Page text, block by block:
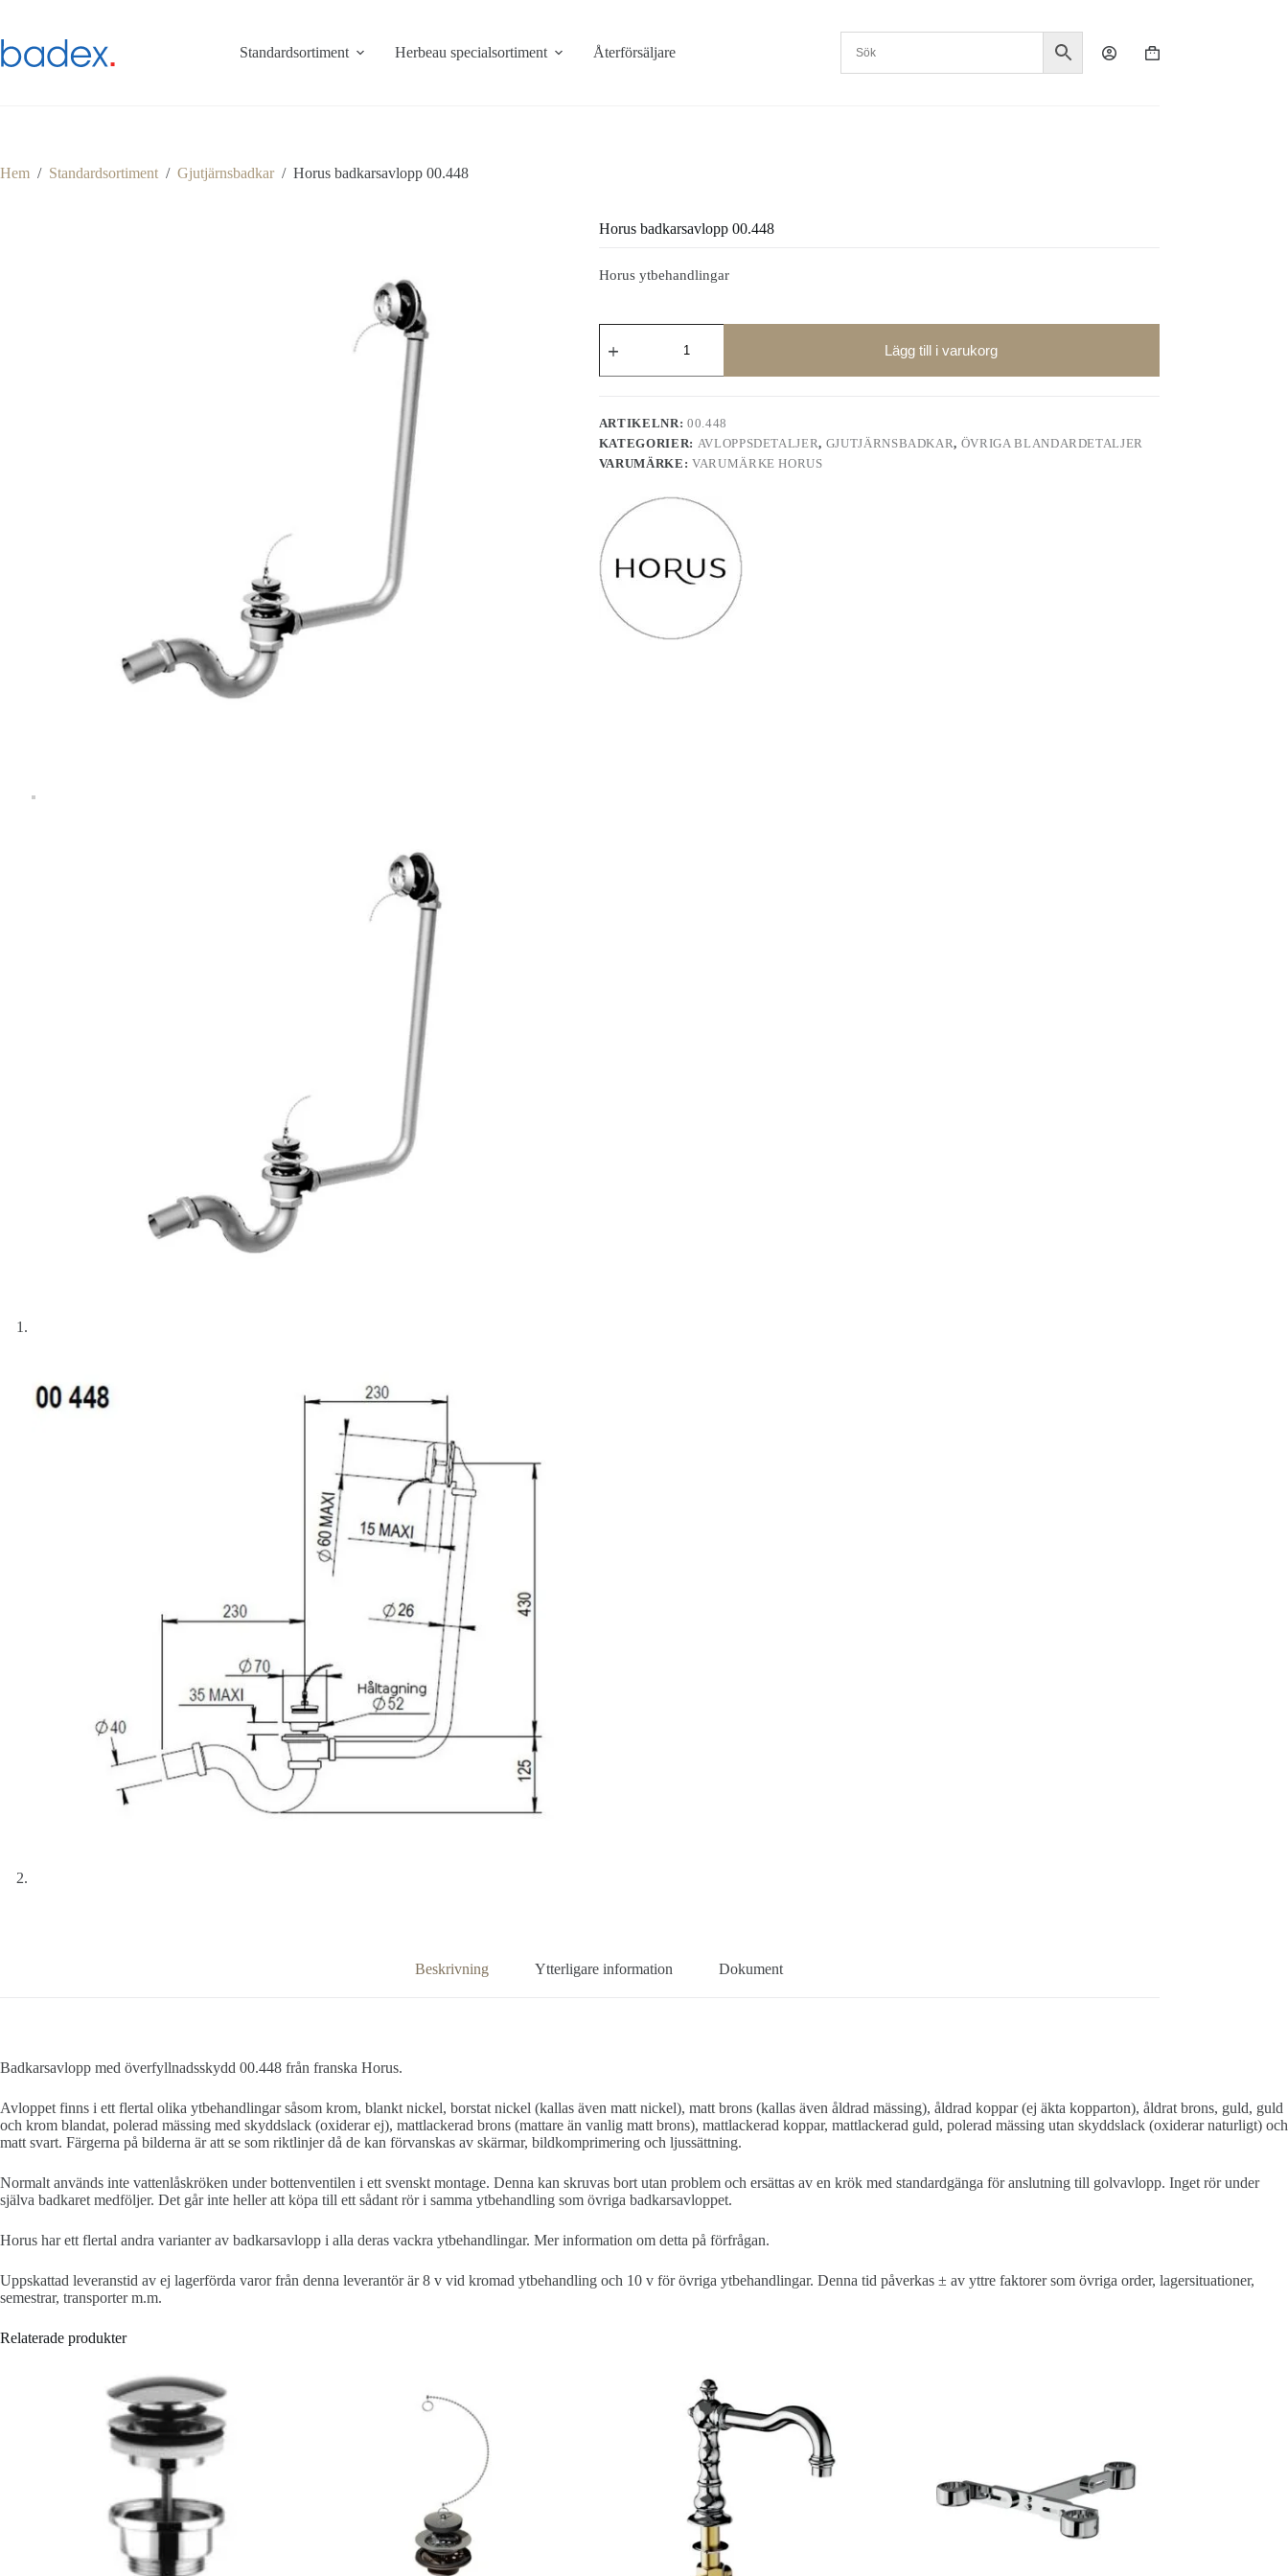
innehåll
Standardsortiment Herbeau specialsortiment Återförsäljare Varukorg
Hem / Standardsortiment / Gjutjärnsbadkar / Horus badkarsavlopp 00.448
Horus badkarsavlopp 00.448
Horus ytbehandlingar
badkarsavlopp
mängd
Lägg till i varukorg
ARTIKELNR: 00.448
KATEGORIER: AVLOPPSDETALJER, GJUTJÄRNSBADKAR, ÖVRIGA BLANDARDETALJER
VARUMÄRKE: VARUMÄRKE HORUS
Beskrivning Ytterligare information Dokument
Badkarsavlopp med överfyllnadsskydd 00.448 från franska Horus.
Avloppet finns i ett flertal olika ytbehandlingar såsom krom, blankt nickel, borstat nickel (kallas även matt nickel), matt brons (kallas även åldrad mässing), åldrad koppar (ej äkta kopparton), åldrat brons, guld, guld
och krom blandat, polerad mässing med skyddslack (oxiderar ej), mattlackerad brons (mattare än vanlig matt brons), mattlackerad koppar, mattlackerad guld, polerad mässing utan skyddslack (oxiderar naturligt) och
matt svart. Färgerna på bilderna är att se som riktlinjer då de kan förvanskas av skärmar, bildkomprimering och ljussättning.
Normalt används inte vattenlåskröken under bottenventilen i ett svenskt montage. Denna kan skruvas bort utan problem och ersättas av en krök med standardgänga för anslutning till golvavlopp. Inget rör under
själva badkaret medföljer. Det går inte heller att köpa till ett sådant rör i samma ytbehandling som övriga badkarsavloppet.
Horus har ett flertal andra varianter av badkarsavlopp i alla deras vackra ytbehandlingar. Mer information om detta på förfrågan.
Uppskattad leveranstid av ej lagerförda varor från denna leverantör är 8 v vid kromad ytbehandling och 10 v för övriga ytbehandlingar. Denna tid påverkas ± av yttre faktorer som övriga order, lagersituationer,
semestrar, transporter m.m.
Relaterade produkter